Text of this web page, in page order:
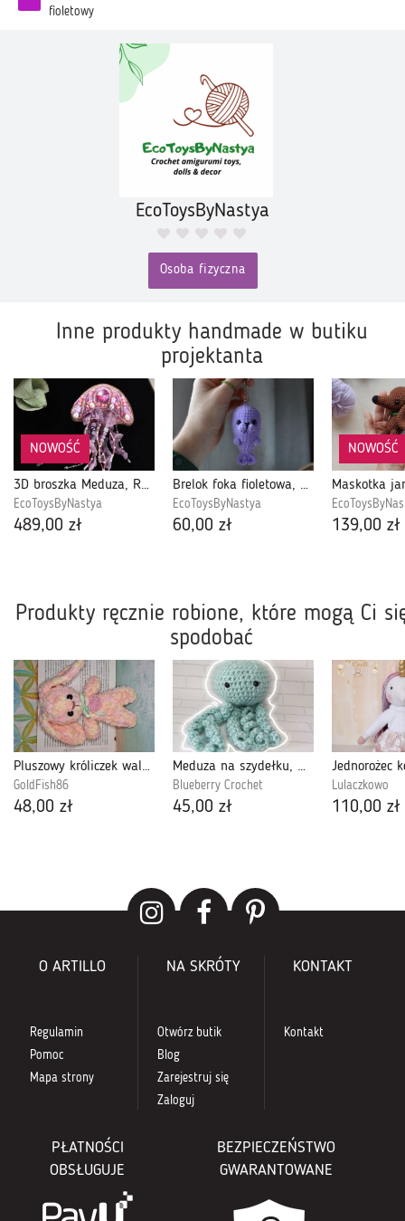
fioletowy
EcoToysByNastya
Osoba fizyczna
Inne produkty handmade w butiku
projektanta
NOWOŚĆ
3D broszka Meduza, Ręcznie haftowana unikatowa biżuteria
EcoToysByNastya
489,00 zł
Brelok foka fioletowa, Brelok foczka pluszowa, Breloczek dla dziecka
EcoToysByNastya
60,00 zł
NOWOŚĆ
139,00 zł
Produkty ręcznie robione, które mogą Ci
spodobać
Pluszowy króliczek walentynka 1
GoldFish86
48,00 zł
Meduza na szydełku, maskotka, zabawka.
Blueberry Crochet
45,00 zł
Lulaczkowo
110,00 zł
O ARTILLO
Regulamin
Pomoc
Mapa strony
NA SKRÓTY
Otwórz butik
Blog
Zarejestruj się
Zaloguj
KONTAKT
Kontakt
PŁATNOŚCI
OBSŁUGUJE
BEZPIECZEŃSTWO
GWARANTOWANE